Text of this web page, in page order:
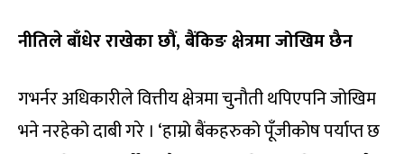
नीतिले बाँधेर राखेका छौं, बैंकिङ क्षेत्रमा जोखिम छैन
गभर्नर अधिकारीले वित्तीय क्षेत्रमा चुनौती थपिएपनि जोखिम
भने नरहेको दाबी गरे । ‘हाम्रो बैंकहरुको पूँजीकोष पर्याप्त छ